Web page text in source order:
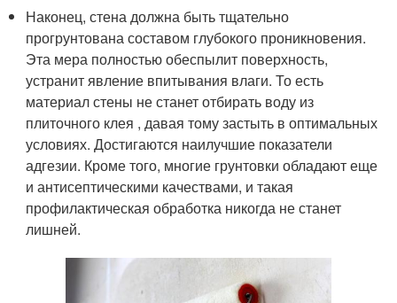
Наконец, стена должна быть тщательно
прогрунтована составом глубокого проникновения.
Эта мера полностью обеспылит поверхность,
устранит явление впитывания влаги. То есть
материал стены не станет отбирать воду из
плиточного клея , давая тому застыть в оптимальных
условиях. Достигаются наилучшие показатели
адгезии. Кроме того, многие грунтовки обладают еще
и антисептическими качествами, и такая
профилактическая обработка никогда не станет
лишней.